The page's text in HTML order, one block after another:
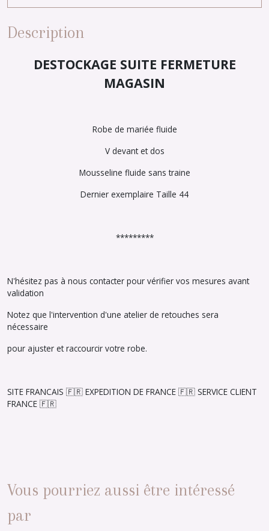
Description
DESTOCKAGE SUITE FERMETURE
MAGASIN
Robe de mariée fluide
V devant et dos
Mousseline fluide sans traine
Dernier exemplaire Taille 44
*********
N'hésitez pas à nous contacter pour vérifier vos mesures avant
validation
Notez que l'intervention d'une atelier de retouches sera
nécessaire
pour ajuster et raccourcir votre robe.
SITE FRANCAIS 🇫🇷 EXPEDITION DE FRANCE 🇫🇷 SERVICE CLIENT
FRANCE 🇫🇷
Vous pourriez aussi être intéressé
par